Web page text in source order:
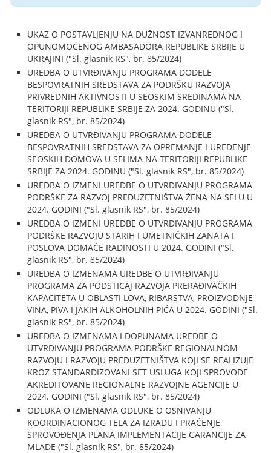
UKAZ O POSTAVLJENJU NA DUŽNOST IZVANREDNOG I
OPUNOMOĆENOG AMBASADORA REPUBLIKE SRBIJE U
UKRAJINI ("Sl. glasnik RS", br. 85/2024)
UREDBA O UTVRĐIVANJU PROGRAMA DODELE
BESPOVRATNIH SREDSTAVA ZA PODRŠKU RAZVOJA
PRIVREDNIH AKTIVNOSTI U SEOSKIM SREDINAMA NA
TERITORIJI REPUBLIKE SRBIJE ZA 2024. GODINU ("Sl.
glasnik RS", br. 85/2024)
UREDBA O UTVRĐIVANJU PROGRAMA DODELE
BESPOVRATNIH SREDSTAVA ZA OPREMANJE I UREĐENJE
SEOSKIH DOMOVA U SELIMA NA TERITORIJI REPUBLIKE
SRBIJE ZA 2024. GODINU ("Sl. glasnik RS", br. 85/2024)
UREDBA O IZMENI UREDBE O UTVRĐIVANJU PROGRAMA
PODRŠKE ZA RAZVOJ PREDUZETNIŠTVA ŽENA NA SELU U
2024. GODINI ("Sl. glasnik RS", br. 85/2024)
UREDBA O IZMENI UREDBE O UTVRĐIVANJU PROGRAMA
PODRŠKE RAZVOJU STARIH I UMETNIČKIH ZANATA I
POSLOVA DOMAĆE RADINOSTI U 2024. GODINI ("Sl.
glasnik RS", br. 85/2024)
UREDBA O IZMENAMA UREDBE O UTVRĐIVANJU
PROGRAMA ZA PODSTICAJ RAZVOJA PRERAĐIVAČKIH
KAPACITETA U OBLASTI LOVA, RIBARSTVA, PROIZVODNJE
VINA, PIVA I JAKIH ALKOHOLNIH PIĆA U 2024. GODINI ("Sl.
glasnik RS", br. 85/2024)
UREDBA O IZMENAMA I DOPUNAMA UREDBE O
UTVRĐIVANJU PROGRAMA PODRŠKE REGIONALNOM
RAZVOJU I RAZVOJU PREDUZETNIŠTVA KOJI SE REALIZUJE
KROZ STANDARDIZOVANI SET USLUGA KOJI SPROVODE
AKREDITOVANE REGIONALNE RAZVOJNE AGENCIJE U
2024. GODINI ("Sl. glasnik RS", br. 85/2024)
ODLUKA O IZMENAMA ODLUKE O OSNIVANJU
KOORDINACIONOG TELA ZA IZRADU I PRAĆENJE
SPROVOĐENJA PLANA IMPLEMENTACIJE GARANCIJE ZA
MLADE ("Sl. glasnik RS", br. 85/2024)